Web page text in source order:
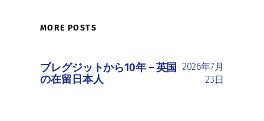
MORE POSTS
ブレグジットから10年 ― 英国
の在留日本人
2026年7月
23日